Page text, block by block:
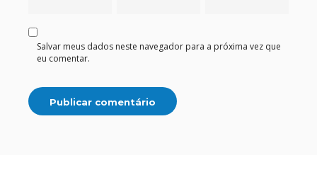
Salvar meus dados neste navegador para a próxima vez que
eu comentar.